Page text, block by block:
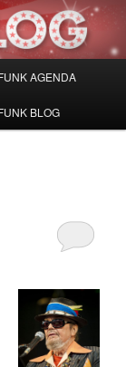
AGENDA
BLOG